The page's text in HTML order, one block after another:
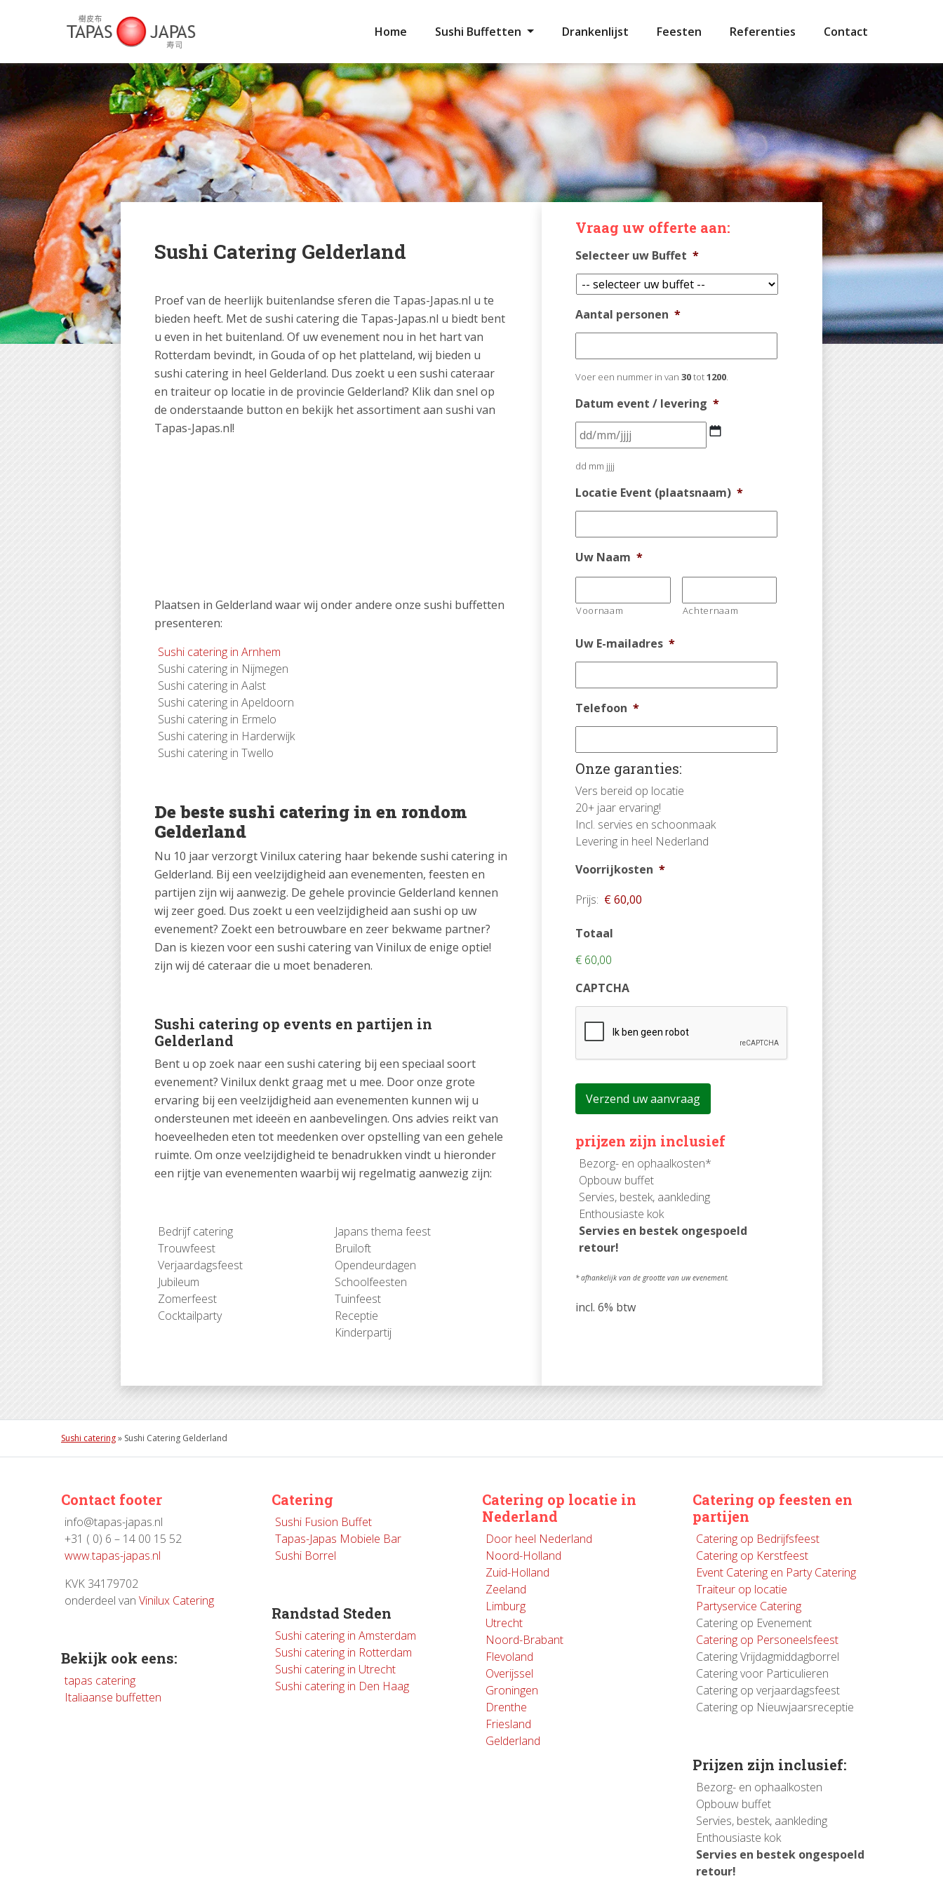
Home Sushi Buffetten Drankenlijst Feesten Referenties Contact
Sushi Catering Gelderland
Proef van de heerlijk buitenlandse sferen die Tapas-Japas.nl u te
bieden heeft. Met de sushi catering die Tapas-Japas.nl u biedt bent
u even in het buitenland. Of uw evenement nou in het hart van
Rotterdam bevindt, in Gouda of op het platteland, wij bieden u
sushi catering in heel Gelderland. Dus zoekt u een sushi cateraar
en traiteur op locatie in de provincie Gelderland? Klik dan snel op
de onderstaande button en bekijk het assortiment aan sushi van
Tapas-Japas.nl!
Plaatsen in Gelderland waar wij onder andere onze sushi buffetten
presenteren:
Sushi catering in Arnhem
Sushi catering in Nijmegen
Sushi catering in Aalst
Sushi catering in Apeldoorn
Sushi catering in Ermelo
Sushi catering in Harderwijk
Sushi catering in Twello
De beste sushi catering in en rondom
Gelderland
Nu 10 jaar verzorgt Vinilux catering haar bekende sushi catering in
Gelderland. Bij een veelzijdigheid aan evenementen, feesten en
partijen zijn wij aanwezig. De gehele provincie Gelderland kennen
wij zeer goed. Dus zoekt u een veelzijdigheid aan sushi op uw
evenement? Zoekt een betrouwbare en zeer bekwame partner?
Dan is kiezen voor een sushi catering van Vinilux de enige optie!
zijn wij dé cateraar die u moet benaderen.
Sushi catering op events en partijen in
Gelderland
Bent u op zoek naar een sushi catering bij een speciaal soort
evenement? Vinilux denkt graag met u mee. Door onze grote
ervaring bij een veelzijdigheid aan evenementen kunnen wij u
ondersteunen met ideeën en aanbevelingen. Ons advies reikt van
hoeveelheden eten tot meedenken over opstelling van een gehele
ruimte. Om onze veelzijdigheid te benadrukken vindt u hieronder
een rijtje van evenementen waarbij wij regelmatig aanwezig zijn:
Bedrijf catering
Trouwfeest
Verjaardagsfeest
Jubileum
Zomerfeest
Cocktailparty
Japans thema feest
Bruiloft
Opendeurdagen
Schoolfeesten
Tuinfeest
Receptie
Kinderpartij
Vraag uw offerte aan:
Selecteer uw Buffet *
Aantal personen *
Voer een nummer in van 30tot1200.
Datum event / levering *
DD
JJJJ
dd mm jjjj
Locatie Event (plaatsnaam) *
Uw Naam *
Voornaam Achternaam
Uw E-mailadres *
Telefoon *
Onze garanties:
Vers bereid op locatie
20+ jaar ervaring!
Incl. servies en schoonmaak
Levering in heel Nederland
Voorrijkosten *
Prijs:
Totaal
€ 60,00
CAPTCHA
prijzen zijn inclusief
Bezorg- en ophaalkosten*
Opbouw buffet
Servies, bestek, aankleding
Enthousiaste kok
Servies en bestek ongespoeld
retour!
* afhankelijk van de grootte van uw evenement.
incl. 6% btw
Sushi catering» Sushi Catering Gelderland
Contact footer
info@tapas-japas.nl
+31 ( 0) 6 – 14 00 15 52
www.tapas-japas.nl
KVK 34179702
onderdeel van Vinilux Catering
Bekijk ook eens:
tapas catering
Italiaanse buffetten
Catering
Sushi Fusion Buffet
Tapas-Japas Mobiele Bar
Sushi Borrel
Randstad Steden
Sushi catering in Amsterdam
Sushi catering in Rotterdam
Sushi catering in Utrecht
Sushi catering in Den Haag
Catering op locatie in
Nederland
Door heel Nederland
Noord-Holland
Zuid-Holland
Zeeland
Limburg
Utrecht
Noord-Brabant
Flevoland
Overijssel
Groningen
Drenthe
Friesland
Gelderland
Catering op feesten en
partijen
Catering op Bedrijfsfeest
Catering op Kerstfeest
Event Catering en Party Catering
Traiteur op locatie
Partyservice Catering
Catering op Evenement
Catering op Personeelsfeest
Catering Vrijdagmiddagborrel
Catering voor Particulieren
Catering op verjaardagsfeest
Catering op Nieuwjaarsreceptie
Prijzen zijn inclusief:
Bezorg- en ophaalkosten
Opbouw buffet
Servies, bestek, aankleding
Enthousiaste kok
Servies en bestek ongespoeld
retour!